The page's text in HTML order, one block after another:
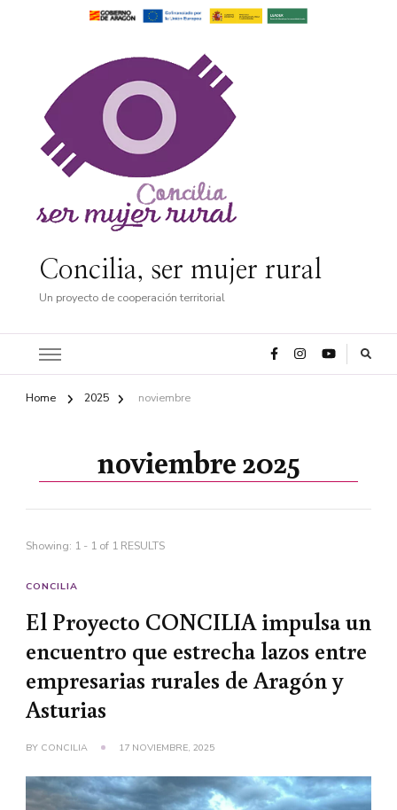
Concilia, ser mujer rural
Un proyecto de cooperación territorial
Home 2025 noviembre
noviembre 2025
Showing: 1 - 1 of 1 RESULTS
CONCILIA
El Proyecto CONCILIA impulsa un
encuentro que estrecha lazos entre
empresarias rurales de Aragón y
Asturias
BY CONCILIA 17 NOVIEMBRE, 2025